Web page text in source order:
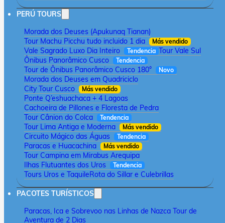
PERÚ TOURS
Morada dos Deuses (Apukunaq Tianan)
Tour Machu Picchu tudo incluido 1 dia
Más vendido
Vale Sagrado Luxo Dia Inteiro Tendencia Tour Vale Sul
Ônibus Panorâmico Cusco
Tendencia
Tour de Ônibus Panorâmico Cusco 180° Novo
Morada dos Deuses em Quadriciclo
City Tour Cusco
Más vendido
Ponte Q’eshuachaca + 4 Lagoas
Cachoeira de Pillones e Floresta de Pedra
Tour Cânion do Colca
Tendencia
Tour Lima Antiga e Moderna Más vendido
Circuito Mágico das Águas Tendencia
Paracas e Huacachina Más vendido
Tour Campina em Mirabus Arequipa
Ilhas Flutuantes dos Uros
Tendencia
Tours Uros e TaquileRota do Sillar e Culebrillas
PACOTES TURÍSTICOS
Paracas, Ica e Sobrevoo nas Linhas de Nazca Tour de
Aventura de 2 Dias